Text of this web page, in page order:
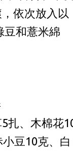
依次放入以
豆和薏米綿
5扎、木棉花
豆10克、白